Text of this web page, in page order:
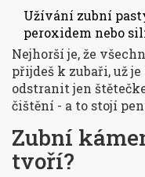
Užívání zubní
peroxidem nebo
Nejhorší je, že
přijdeš k zubaři, už
odstranit jen
čištění - a to stojí
Zubní
tvoří?